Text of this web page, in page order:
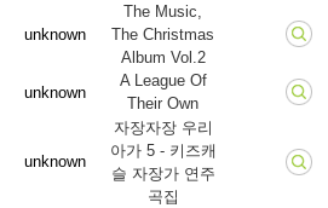
unknown
The Music,
The Christmas
Album Vol.2
unknown
A League Of
Their Own
unknown
자장자장 우리
아가 5 - 키즈캐
슬 자장가 연주
곡집